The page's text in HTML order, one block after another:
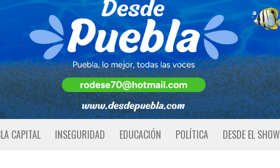
CAPITAL INSEGURIDAD EDUCACIÓN POLÍTICA DESDE EL SHOW